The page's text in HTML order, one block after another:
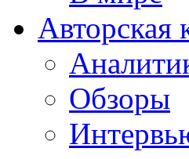
Авторская
Обзоры